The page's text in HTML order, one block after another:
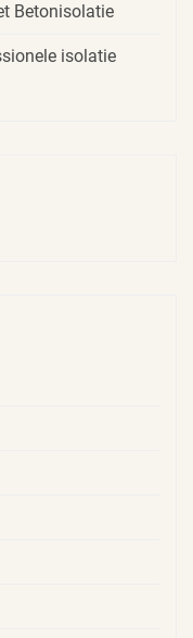
Betonisolatie
isolatie